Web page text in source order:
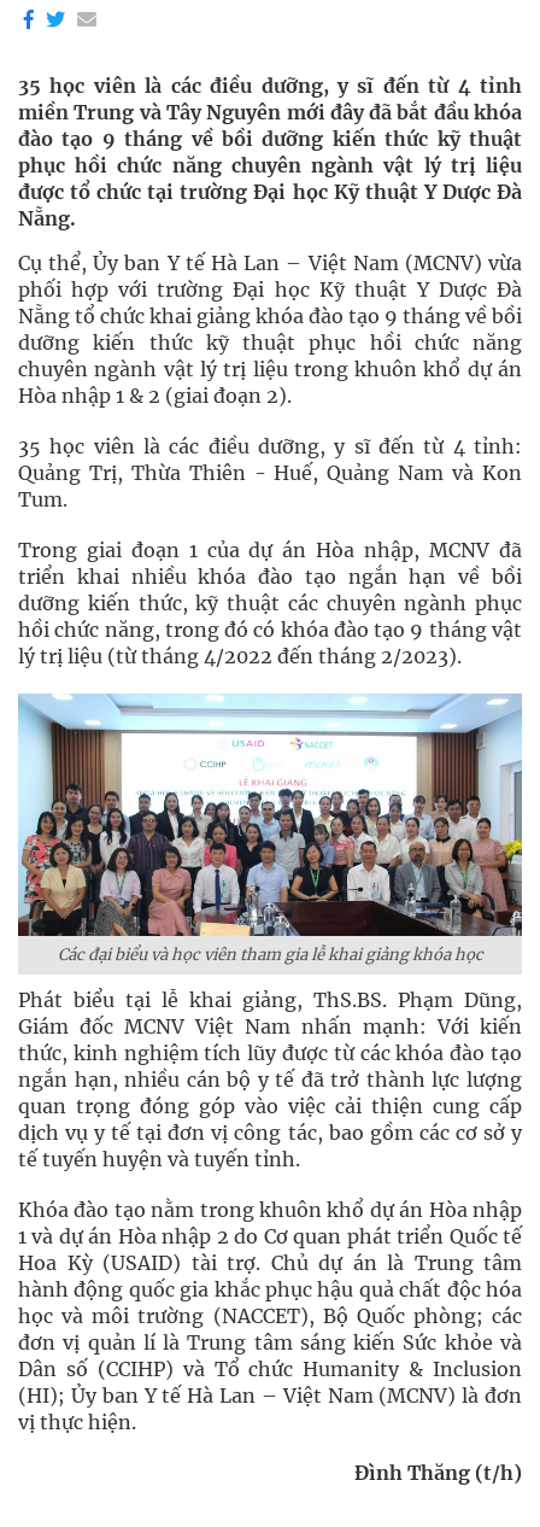
35 học viên là các điều dưỡng, y sĩ đến từ 4 tỉnh
miền Trung và Tây Nguyên mới đây đã bắt đầu khóa
đào tạo 9 tháng về bồi dưỡng kiến thức kỹ thuật
phục hồi chức năng chuyên ngành vật lý trị liệu
được tổ chức tại trường Đại học Kỹ thuật Y Dược Đà
Nẵng.
Cụ thể, Ủy ban Y tế Hà Lan – Việt Nam (MCNV) vừa
phối hợp với trường Đại học Kỹ thuật Y Dược Đà
Nẵng tổ chức khai giảng khóa đào tạo 9 tháng về bồi
dưỡng kiến thức kỹ thuật phục hồi chức năng
chuyên ngành vật lý trị liệu trong khuôn khổ dự án
Hòa nhập 1 & 2 (giai đoạn 2).
35 học viên là các điều dưỡng, y sĩ đến từ 4 tỉnh:
Quảng Trị, Thừa Thiên - Huế, Quảng Nam và Kon
Tum.
Trong giai đoạn 1 của dự án Hòa nhập, MCNV đã
triển khai nhiều khóa đào tạo ngắn hạn về bồi
dưỡng kiến thức, kỹ thuật các chuyên ngành phục
hồi chức năng, trong đó có khóa đào tạo 9 tháng vật
lý trị liệu (từ tháng 4/2022 đến tháng 2/2023).
Các đại biểu và học viên tham gia lễ khai giảng khóa học
Phát biểu tại lễ khai giảng, ThS.BS. Phạm Dũng,
Giám đốc MCNV Việt Nam nhấn mạnh: Với kiến
thức, kinh nghiệm tích lũy được từ các khóa đào tạo
ngắn hạn, nhiều cán bộ y tế đã trở thành lực lượng
quan trọng đóng góp vào việc cải thiện cung cấp
dịch vụ y tế tại đơn vị công tác, bao gồm các cơ sở y
tế tuyến huyện và tuyến tỉnh.
Khóa đào tạo nằm trong khuôn khổ dự án Hòa nhập
1 và dự án Hòa nhập 2 do Cơ quan phát triển Quốc tế
Hoa Kỳ (USAID) tài trợ. Chủ dự án là Trung tâm
hành động quốc gia khắc phục hậu quả chất độc hóa
học và môi trường (NACCET), Bộ Quốc phòng; các
đơn vị quản lí là Trung tâm sáng kiến Sức khỏe và
Dân số (CCIHP) và Tổ chức Humanity & Inclusion
(HI); Ủy ban Y tế Hà Lan – Việt Nam (MCNV) là đơn
vị thực hiện.
Đình Thăng (t/h)